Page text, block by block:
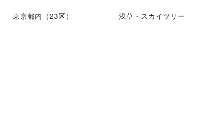
東京都内（23区） 浅草・スカイツリー